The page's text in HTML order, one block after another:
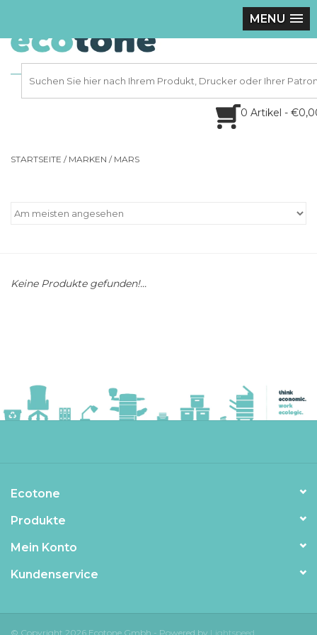
MENU
0 Artikel -
STARTSEITE / MARKEN / MARS
Keine Produkte gefunden!...
Ecotone
Produkte
Mein Konto
Kundenservice
© Copyright 2026 Ecotone Gmbh - Powered by Lightspeed